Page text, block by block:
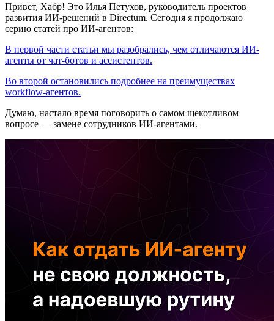
Привет, Хабр! Это Илья Петухов, руководитель проектов
развития ИИ-решений в Directum. Сегодня я продолжаю
серию статей про ИИ-агентов:
В первой части статьи мы разобрались, чем отличаются ИИ-
агенты от чат-ботов и ассистентов.
Во второй остановились подробнее на преимуществах
workflow-агентов.
Думаю, настало время поговорить о самом щекотливом
вопросе — замене сотрудников ИИ-агентами.